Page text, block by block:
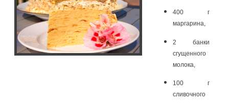
400 г
маргарина,
2 банки
сгущенного
молока,
100 г
сливочного